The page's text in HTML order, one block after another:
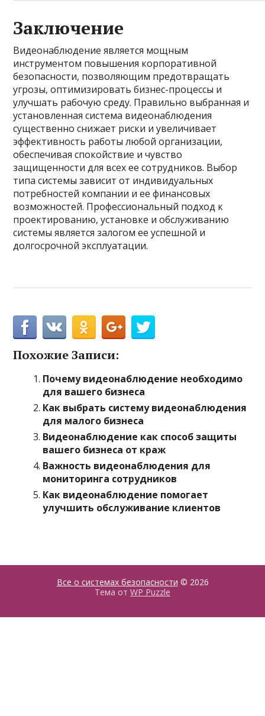
Заключение
Видеонаблюдение является мощным
инструментом повышения корпоративной
безопасности, позволяющим предотвращать
угрозы, оптимизировать бизнес-процессы и
улучшать рабочую среду. Правильно выбранная и
установленная система видеонаблюдения
существенно снижает риски и увеличивает
эффективность работы любой организации,
обеспечивая спокойствие и чувство
защищенности для всех ее сотрудников. Выбор
типа системы зависит от индивидуальных
потребностей компании и ее финансовых
возможностей. Профессиональный подход к
проектированию, установке и обслуживанию
системы является залогом ее успешной и
долгосрочной эксплуатации.
Похожие Записи:
Почему видеонаблюдение необходимо
для вашего бизнеса
Как выбрать систему видеонаблюдения
для малого бизнеса
Видеонаблюдение как способ защиты
вашего бизнеса от краж
Важность видеонаблюдения для
мониторинга сотрудников
Как видеонаблюдение помогает
улучшить обслуживание клиентов
Все о системах безопасности © 2026
Тема от WP Puzzle